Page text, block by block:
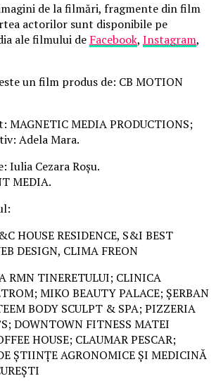
de la filmări, fragmente din film
actorilor sunt disponibile pe
ale filmului de Facebook, Instagram,
este un film produs de: CB MOTION
MAGNETIC MEDIA PRODUCTIONS;
Adela Mara.
Iulia Cezara Roșu.
MEDIA.
HOUSE RESIDENCE, S&I BEST
DESIGN, CLIMA FREON
RMN TINERETULUI; CLINICA
MIKO BEAUTY PALACE; ȘERBAN
BODY SCULPT & SPA; PIZZERIA
DOWNTOWN FITNESS MATEI
HOUSE; CLAUMAR PESCAR;
ȘTIINȚE AGRONOMICE ȘI MEDICINĂ